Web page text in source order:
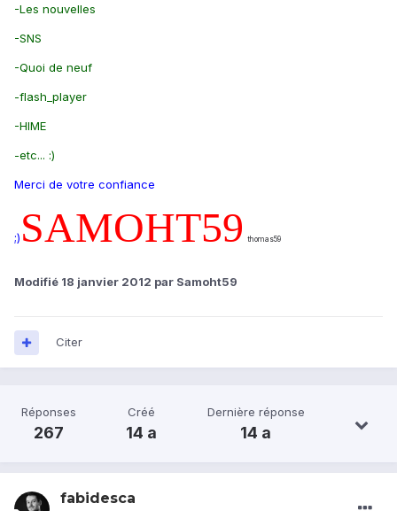
-Les nouvelles
-SNS
-Quoi de neuf
-flash_player
-HIME
-etc... :)
Merci de votre confiance
;) SAMOHT59 thomas59
Modifié 18 janvier 2012 par Samoht59
Citer
Réponses
267
Créé
14 a
Dernière réponse
14 a
fabidesca